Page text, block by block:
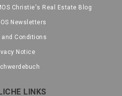
Christie's Real Estate Blog
Newsletters
and Conditions
Notice
LINKS